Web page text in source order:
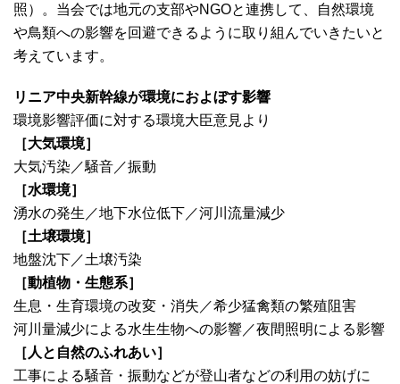
照）。当会では地元の支部やNGOと連携して、自然環境
や鳥類への影響を回避できるように取り組んでいきたいと
考えています。
リニア中央新幹線が環境におよぼす影響
環境影響評価に対する環境大臣意見より
［大気環境］
大気汚染／騒音／振動
［水環境］
湧水の発生／地下水位低下／河川流量減少
［土壌環境］
地盤沈下／土壌汚染
［動植物・生態系］
生息・生育環境の改変・消失／希少猛禽類の繁殖阻害
河川量減少による水生生物への影響／夜間照明による影響
［人と自然のふれあい］
工事による騒音・振動などが登山者などの利用の妨げに